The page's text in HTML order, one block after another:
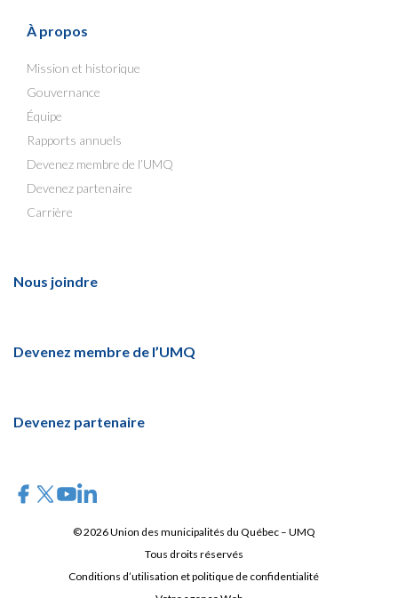
À propos
Mission et historique
Gouvernance
Équipe
Rapports annuels
Devenez membre de l’UMQ
Devenez partenaire
Carrière
Nous joindre
Devenez membre de l’UMQ
Devenez partenaire
© 2026 Union des municipalités du Québec – UMQ
Tous droits réservés
Conditions d’utilisation et politique de confidentialité